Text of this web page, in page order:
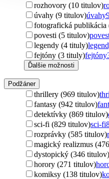
rozhovory (10 titulov)
úvahy (9 titulov)úvahy
fotografická
povesti (5 titulov)
legendy (4 tituly)
fejtóny (3 tituly)fejtóny
Ďalšie možnosti
Podžáner
thrillery (969 titulov)
fantasy (942 titulov)
detektívky (869 titulov)
sci-fi (829 titulov)sci-fi
rozprávky (585 titulov)
magický realizmus
dystopický (346 titulov)
horory (271 titulov)
komiksy (138 titulov)